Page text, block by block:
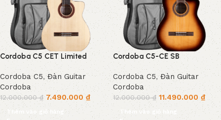
Cordoba C5 CET Limited
Cordoba C5,Đàn Guitar
Cordoba
12.000.000₫ 7.490.000₫
Thêm vào giỏ hàng
Cordoba C5-CE SB
Cordoba C5,Đàn Guitar
Cordoba
12.000.000₫ 11.490.000 ₫
Thêm vào giỏ hàng